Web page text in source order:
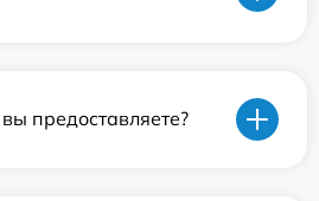
предоставляете?